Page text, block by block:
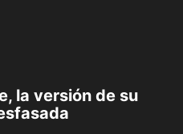
la versión de su